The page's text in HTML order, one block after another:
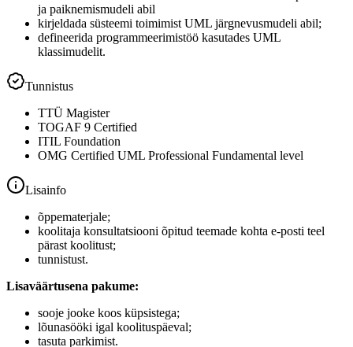
ja paiknemismudeli abil
kirjeldada süsteemi toimimist UML järgnevusmudeli abil;
defineerida programmeerimistöö kasutades UML
klassimudelit.
Tunnistus
TTÜ Magister
TOGAF 9 Certified
ITIL Foundation
OMG Certified UML Professional Fundamental level
Lisainfo
õppematerjale;
koolitaja konsultatsiooni õpitud teemade kohta e-posti teel
pärast koolitust;
tunnistust.
Lisaväärtusena pakume:
sooje jooke koos küpsistega;
lõunasööki igal koolituspäeval;
tasuta parkimist.